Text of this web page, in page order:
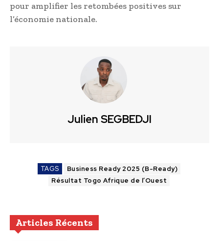
pour amplifier les retombées positives sur
l’économie nationale.
Julien SEGBEDJI
TAGS
Business Ready 2025 (B-Ready)
Résultat Togo Afrique de l’Ouest
Articles Récents